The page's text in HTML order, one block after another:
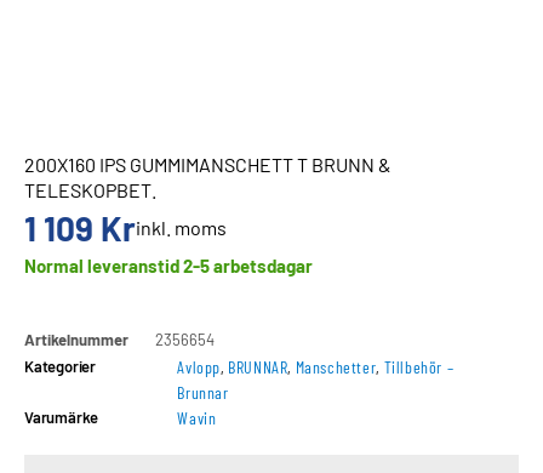
200X160 IPS GUMMIMANSCHETT T BRUNN &
TELESKOPBET.
1 109 Krinkl. moms
Normal leveranstid 2-5 arbetsdagar
Artikelnummer
2356654
Kategorier
Avlopp, BRUNNAR, Manschetter, Tillbehör –
Brunnar
Varumärke Wavin